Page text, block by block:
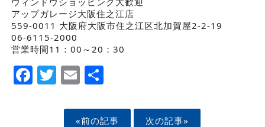
アップガレージ大阪住之江店
559-0011 大阪府大阪市住之江区北加賀屋2-2-19
06-6115-2000
営業時間11：00～20：30
Facebook
Twitter
EmailShare
«前の記事 次の記事»